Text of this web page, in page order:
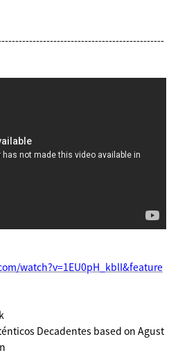
watch?v=1EU0pH_kblI&feature
Decadentes based on Agust